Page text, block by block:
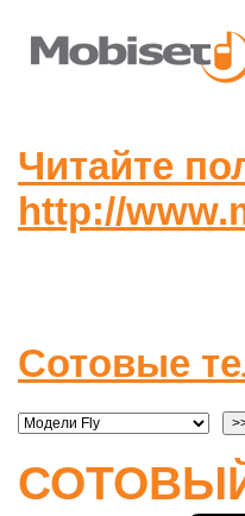
Читайте
http://
Сотовые
СОТОВЫЙ